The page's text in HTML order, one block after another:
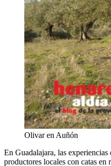
Olivar en Auñón
En Guadalajara, las
productores locales con catas en